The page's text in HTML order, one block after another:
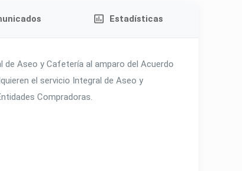
Estadísticas
Aseo y Cafetería al amparo del Acuerdo
el servicio Integral de Aseo y
Compradoras.